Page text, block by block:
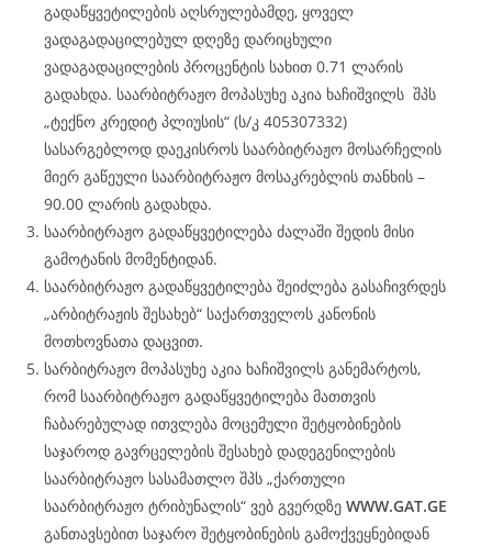
გადაწყვეტილების აღსრულებამდე, ყოველ
ვადაგადაცილებულ დღეზე დარიცხული
ვადაგადაცილების პროცენტის სახით 0.71 ლარის
გადახდა. საარბიტრაჟო მოპასუხე აკია ხაჩიშვილს შპს
„ტექნო კრედიტ პლიუსის“ (ს/კ 405307332)
სასარგებლოდ დაეკისროს საარბიტრაჟო მოსარჩელის
მიერ გაწეული საარბიტრაჟო მოსაკრებლის თანხის –
90.00 ლარის გადახდა.
საარბიტრაჟო გადაწყვეტილება ძალაში შედის მისი
გამოტანის მომენტიდან.
საარბიტრაჟო გადაწყვეტილება შეიძლება გასაჩივრდეს
„არბიტრაჟის შესახებ“ საქართველოს კანონის
მოთხოვნათა დაცვით.
სარბიტრაჟო მოპასუხე აკია ხაჩიშვილს განემარტოს,
რომ საარბიტრაჟო გადაწყვეტილება მათთვის
ჩაბარებულად ითვლება მოცემული შეტყობინების
საჯაროდ გავრცელების შესახებ დადეგენილების
საარბიტრაჟო სასამათლო შპს „ქართული
საარბიტრაჟო ტრიბუნალის“ ვებ გვერდზე WWW.GAT.GE
განთავსებით საჯარო შეტყობინების გამოქვეყნებიდან